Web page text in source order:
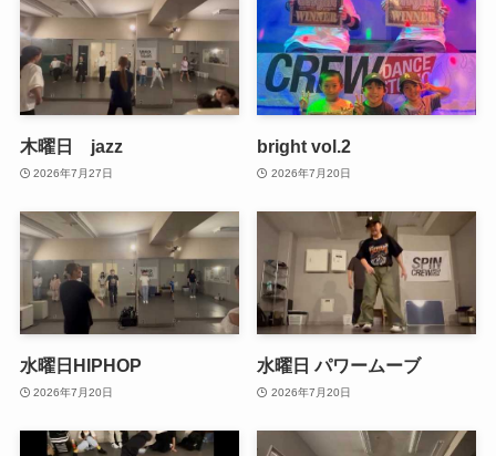
木曜日 jazz
2026年7月27日
bright vol.2
2026年7月20日
水曜日HIPHOP
2026年7月20日
水曜日 パワームーブ
2026年7月20日